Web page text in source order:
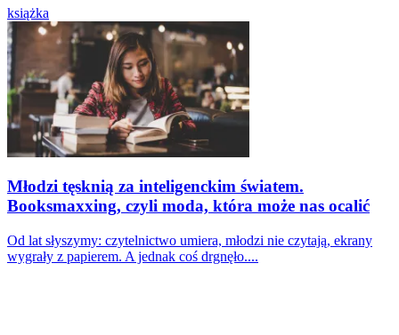
książka
Młodzi tęsknią za inteligenckim światem.
Booksmaxxing, czyli moda, która może nas ocalić
Od lat słyszymy: czytelnictwo umiera, młodzi nie czytają, ekrany
wygrały z papierem. A jednak coś drgnęło....